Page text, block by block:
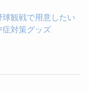
観戦で用意したい
対策グッズ